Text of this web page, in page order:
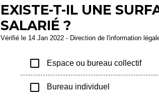
EXISTE-T-IL UNE
SALARIÉ ?
Vérifié le 14 Jan 2022 - Direction de l'information
check_box_outline_blank Espace ou bureau collectif
check_box_outline_blank Bureau individuel